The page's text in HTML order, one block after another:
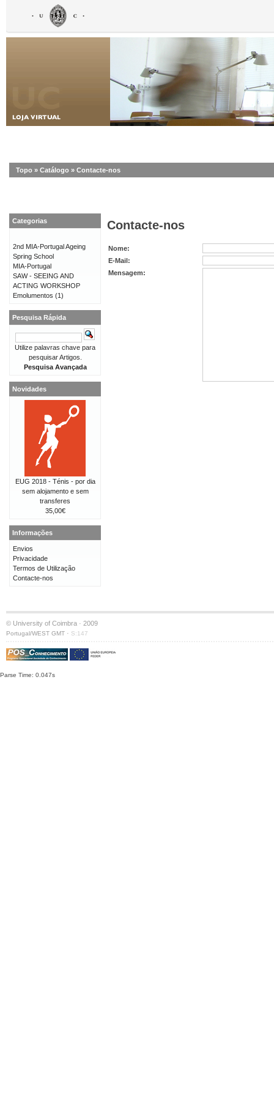
Topo » Catálogo » Contacte-nos
Contacte-nos
Nome:
E-Mail:
Mensagem:
Categorias
2nd MIA-Portugal Ageing
Spring School
MIA-Portugal
SAW - SEEING AND
ACTING WORKSHOP
Emolumentos (1)
Pesquisa Rápida
Utilize palavras chave para
pesquisar Artigos.
Pesquisa Avançada
Novidades
EUG 2018 - Ténis - por dia
sem alojamento e sem
transferes
35,00€
Informações
Envios
Privacidade
Termos de Utilização
Contacte-nos
© University of Coimbra · 2009
Portugal/WEST GMT · S:147
Parse Time: 0.047s